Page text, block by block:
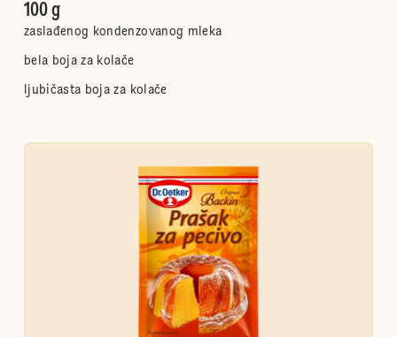
100 g
zaslađenog kondenzovanog mleka
bela boja za kolače
ljubičasta boja za kolače